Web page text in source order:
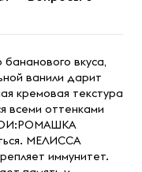
вкуса,
ванили дарит
кремовая текстура
всеми оттенками
МЕЛИССА
иммунитет.